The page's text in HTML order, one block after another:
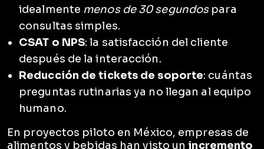
idealmente menos de 30 segundospara
consultas simples.
CSAT o NPS: la satisfacción del cliente
después de la interacción.
Reducción de tickets de soporte: cuántas
preguntas rutinarias ya no llegan al equipo
humano.
En proyectos piloto en México, empresas de
alimentos y bebidas han visto un incremento